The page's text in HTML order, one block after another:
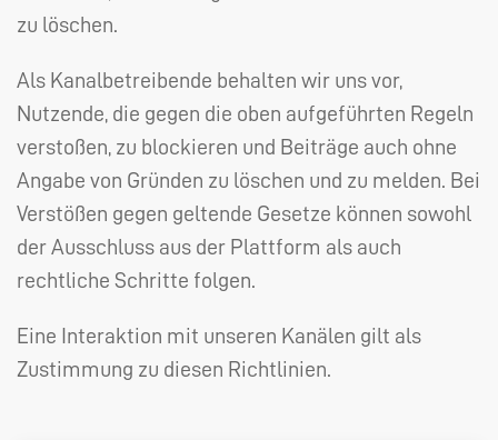
zu löschen.
Als Kanalbetreibende behalten wir uns vor,
Nutzende, die gegen die oben aufgeführten Regeln
verstoßen, zu blockieren und Beiträge auch ohne
Angabe von Gründen zu löschen und zu melden. Bei
Verstößen gegen geltende Gesetze können sowohl
der Ausschluss aus der Plattform als auch
rechtliche Schritte folgen.
Eine Interaktion mit unseren Kanälen gilt als
Zustimmung zu diesen Richtlinien.